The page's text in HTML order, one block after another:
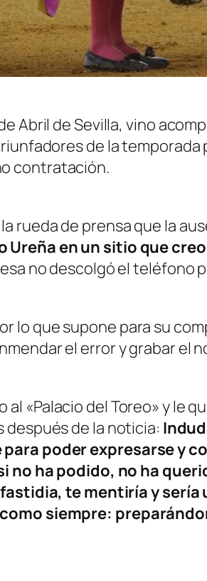
Abril de Sevilla, vino
de la
contratación.
rueda de prensa que la
Ureña en un sitio que
no descolgó el teléfono
lo que supone para su
el error y grabar el
al «Palacio del Toreo» y le
después de la noticia:
poder expresarse y
no ha podido, no ha
te mentiría y
siempre: